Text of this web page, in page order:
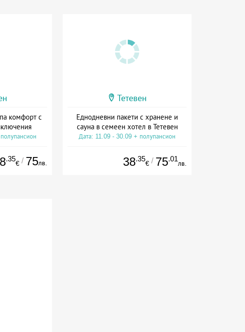
комфорт с
.35
€ / 75лв.
Тетевен
Еднодневни пакети с хранене и
сауна в семеен хотел в Тетевен
Дата: 11.09 - 30.09 + полупансион
38.35
€ / 75.01
лв.